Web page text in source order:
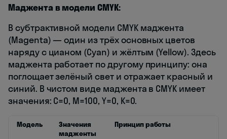
Маджента в модели CMYK:
В субтрактивной модели CMYK маджента
(Magenta) — один из трёх основных цветов
наряду с цианом (Cyan) и жёлтым (Yellow). Здесь
маджента работает по другому принципу: она
поглощает зелёный свет и отражает красный и
синий. В чистом виде маджента в CMYK имеет
значения: C=0, M=100, Y=0, K=0.
Модель
Значения
мадженты
Принцип работы